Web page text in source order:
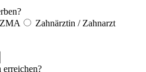
Zahnärztin / Zahnarzt
erreichen?